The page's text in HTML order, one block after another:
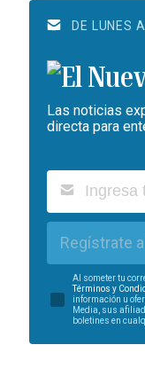
DE LUNES
Las noticias
directa para
Regístrate
Al someter tu
Términos y
información u
Media, sus
boletines en